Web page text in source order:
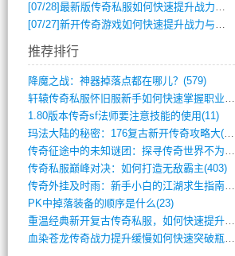
[07/28]最新版传奇私服如何快速提升战力与获取稀有装备？
[07/27]新开传奇游戏如何快速提升战力与获取稀有装备？
推荐排行
降魔之战：神器掉落点都在哪儿？(579)
轩辕传奇私服怀旧服新手如何快速掌握职业选(993)
1.80版本传奇sf法师要注意技能的使用(11)
玛法大陆的秘密：176复古新开传奇攻略大(486)
传奇征途中的未知谜团：探寻传奇世界不为人(595)
传奇私服巅峰对决：如何打造无敌霸主(403)
传奇外挂及时雨：新手小白的江湖求生指南(802)
PK中掉落装备的顺序是什么(23)
重温经典新开复古传奇私服，如何快速提升等(392)
血染苍龙传奇战力提升缓慢如何快速突破瓶颈(654)